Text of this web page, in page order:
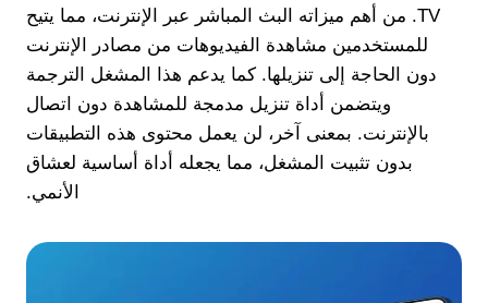
TV. من أهم ميزاته البث المباشر عبر الإنترنت، مما يتيح
للمستخدمين مشاهدة الفيديوهات من مصادر الإنترنت
دون الحاجة إلى تنزيلها. كما يدعم هذا المشغل الترجمة
ويتضمن أداة تنزيل مدمجة للمشاهدة دون اتصال
بالإنترنت. بمعنى آخر، لن يعمل محتوى هذه التطبيقات
بدون تثبيت المشغل، مما يجعله أداة أساسية لعشاق
الأنمي.